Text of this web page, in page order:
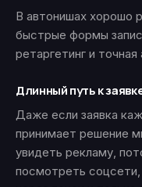
В автонишах хорошо
быстрые формы
ретаргетинг и точная
Длинный путь к
Даже если заявка
принимает решение
увидеть рекламу,
посмотреть соцсети,